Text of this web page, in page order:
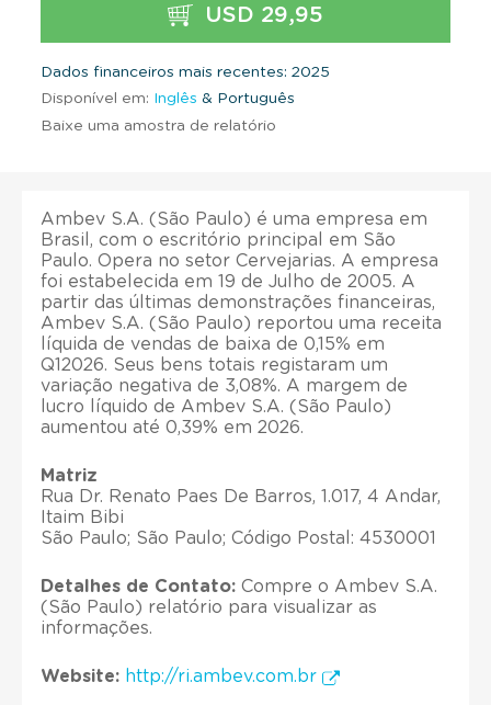
USD 29,95
Dados financeiros mais recentes: 2025
Disponível em: Inglês & Português
Baixe uma amostra de relatório
Ambev S.A. (São Paulo) é uma empresa em
Brasil, com o escritório principal em São
Paulo. Opera no setor Cervejarias. A empresa
foi estabelecida em 19 de Julho de 2005. A
partir das últimas demonstrações financeiras,
Ambev S.A. (São Paulo) reportou uma receita
líquida de vendas de baixa de 0,15% em
Q12026. Seus bens totais registaram um
variação negativa de 3,08%. A margem de
lucro líquido de Ambev S.A. (São Paulo)
aumentou até 0,39% em 2026.
Matriz
Rua Dr. Renato Paes De Barros, 1.017, 4 Andar,
Itaim Bibi
São Paulo; São Paulo; Código Postal: 4530001
Detalhes de Contato: Compre o Ambev S.A.
(São Paulo) relatório para visualizar as
informações.
Website: http://ri.ambev.com.br